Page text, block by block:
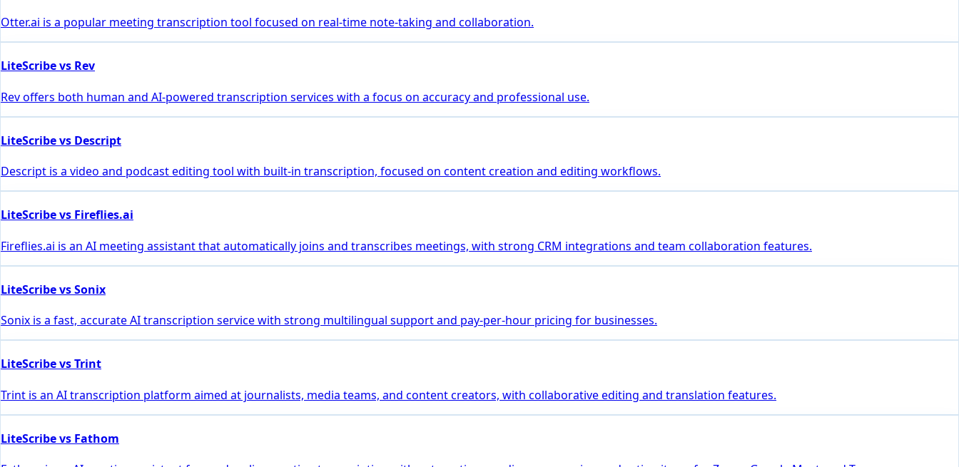
Otter.ai is a popular meeting transcription tool focused on real-time note-taking and collaboration.
LiteScribe vs Rev
Rev offers both human and AI-powered transcription services with a focus on accuracy and professional use.
LiteScribe vs Descript
Descript is a video and podcast editing tool with built-in transcription, focused on content creation and editing workflows.
LiteScribe vs Fireflies.ai
Fireflies.ai is an AI meeting assistant that automatically joins and transcribes meetings, with strong CRM integrations and team collaboration features.
LiteScribe vs Sonix
Sonix is a fast, accurate AI transcription service with strong multilingual support and pay-per-hour pricing for businesses.
LiteScribe vs Trint
Trint is an AI transcription platform aimed at journalists, media teams, and content creators, with collaborative editing and translation features.
LiteScribe vs Fathom